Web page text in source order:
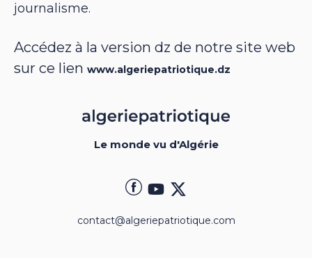
journalisme.
Accédez à la version dz de notre site web
sur ce lien www.algeriepatriotique.dz
Le monde vu d'Algérie
contact@algeriepatriotique.com